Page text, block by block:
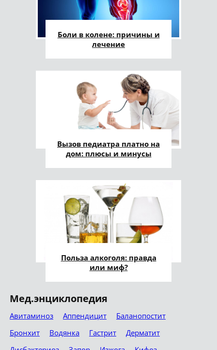
Боли в колене: причины и
лечение
Вызов педиатра платно на
дом: плюсы и минусы
Польза алкоголя: правда
или миф?
Мед.энциклопедия
Авитаминоз Аппендицит
Баланопостит
Бронхит
Водянка Гастрит
Дерматит